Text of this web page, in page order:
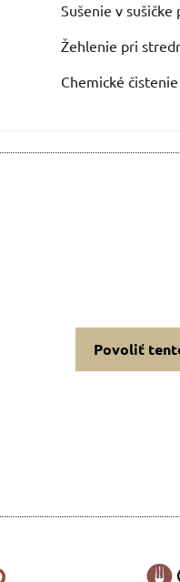
Sušenie v sušičke
Žehlenie pri
Chemické
Povoliť